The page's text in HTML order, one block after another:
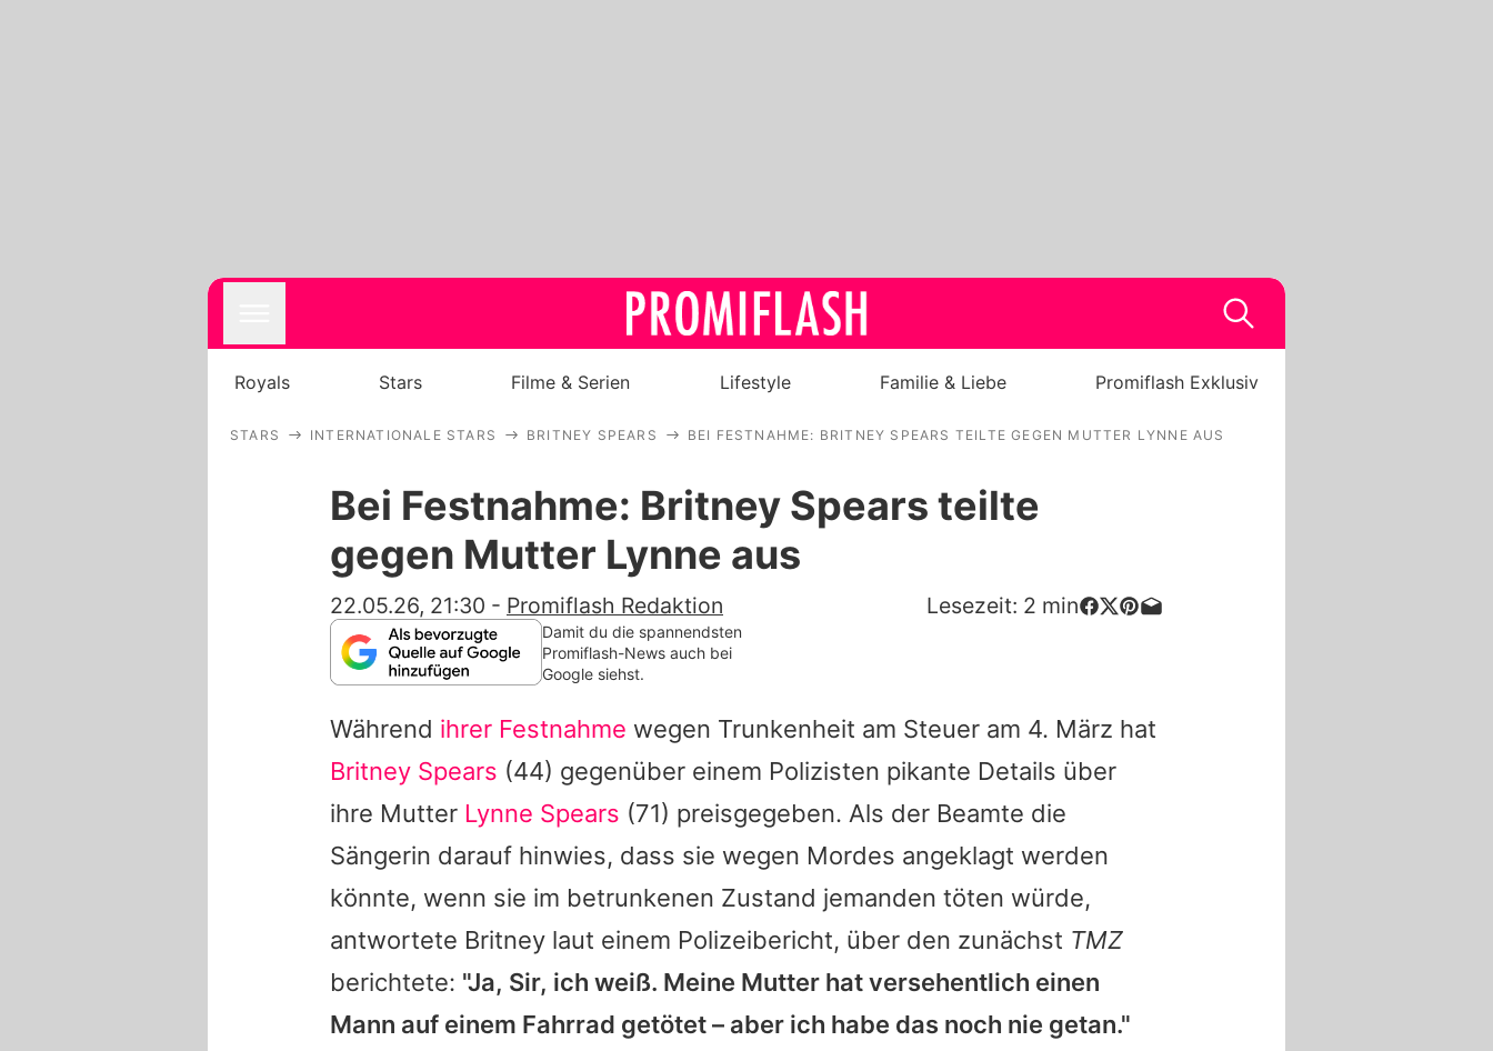
Royals
Filme & Serien
Familie & Liebe
Alle Themen auf Promiflash
App runterladen
Team
Redaktionelle Richtlinien
Impressum
Datenschutzerklärung
Royals Stars Filme & Serien Lifestyle Familie & Liebe Promiflash Exklusiv
STARS INTERNATIONALE STARS BRITNEY SPEARS BEI FESTNAHME: BRITNEY SPEARS TEILTE GEGEN MUTTER LYNNE AUS
Bei Festnahme: Britney Spears teilte
gegen Mutter Lynne aus
22.05.26, 21:30 - Promiflash Redaktion Lesezeit: 2 min
Damit du die spannendsten
Promiflash-News auch bei
Google siehst.
Während ihrer Festnahme wegen Trunkenheit am Steuer am 4. März hat
Britney Spears (44) gegenüber einem Polizisten pikante Details über
ihre Mutter Lynne Spears (71) preisgegeben. Als der Beamte die
Sängerin darauf hinwies, dass sie wegen Mordes angeklagt werden
könnte, wenn sie im betrunkenen Zustand jemanden töten würde,
antwortete Britney laut einem Polizeibericht, über den zunächst TMZ
berichtete: "Ja, Sir, ich weiß. Meine Mutter hat versehentlich einen
Mann auf einem Fahrrad getötet – aber ich habe das noch nie getan."